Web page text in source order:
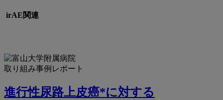
irAE関連
取り組み事例レポート
進行性尿路上皮癌*に対する